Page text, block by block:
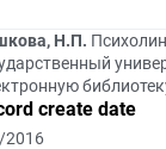
Н.П.
create date